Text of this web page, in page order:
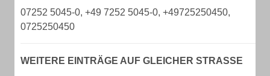
07252 5045-0, +49 7252 5045-0, +49725250450,
0725250450
WEITERE EINTRÄGE AUF GLEICHER STRASSE